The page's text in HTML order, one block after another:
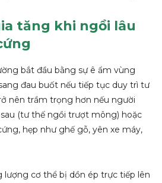
tăng khi ngồi lâu
bắt đầu bằng sự ê ẩm vùng
đau buốt nếu tiếp tục duy trì tư
nên trầm trọng hơn nếu người
(tư thế ngồi trượt mông) hoặc
hẹp như ghế gỗ, yên xe máy,
lượng cơ thể bị dồn ép trực tiếp lên